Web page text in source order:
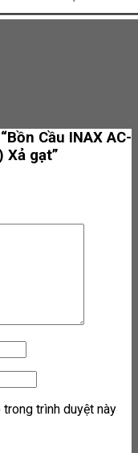
Cầu INAX AC-
Xả gạt”
trình duyệt này